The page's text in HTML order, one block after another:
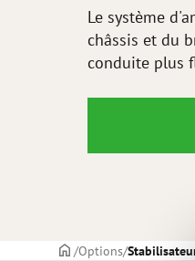
Le système
châssis et du
conduite plus
PAGE DE COUVERTURE
Options